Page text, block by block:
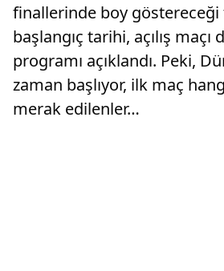
finallerinde boy göstereceği
başlangıç tarihi, açılış maçı
programı açıklandı. Peki,
zaman başlıyor, ilk maç
merak edilenler…